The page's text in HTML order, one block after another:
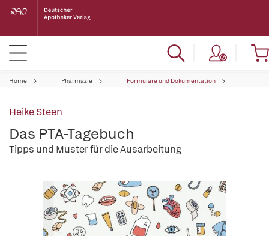
Home Pharmazie Formulare und Dokumentation
Heike Steen
Das PTA-Tagebuch
Tipps und Muster für die Ausarbeitung